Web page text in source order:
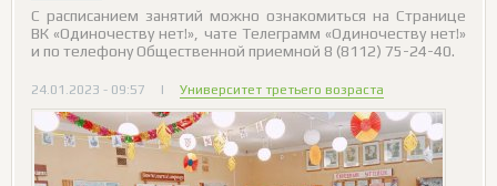
С расписанием занятий можно ознакомиться на Странице
ВК «Одиночеству нет!», чате Телеграмм «Одиночеству нет!»
и по телефону Общественной приемной 8 (8112) 75-24-40.
24.01.2023 - 09:57 | Университет третьего возраста